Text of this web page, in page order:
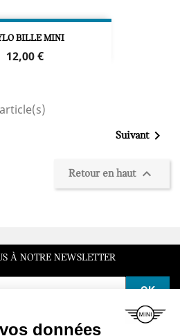
BILLE MINI
Prix
12,00 €
Suivant
Retour en haut 
À NOTRE NEWSLETTER
CLIENT